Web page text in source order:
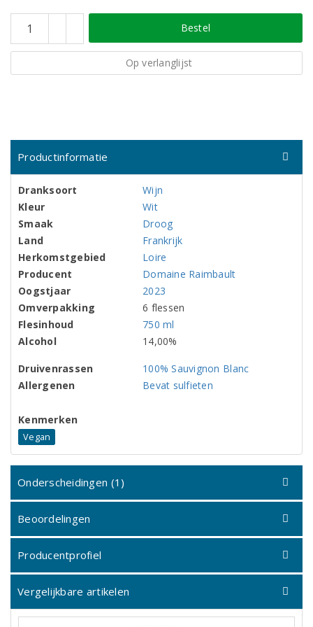
Bestel
Op verlanglijst
Productinformatie
Dranksoort
Wijn
Kleur
Wit
Smaak
Droog
Land
Frankrijk
Herkomstgebied
Loire
Producent
Domaine Raimbault
Oogstjaar
2023
Omverpakking
6 flessen
Flesinhoud
750 ml
Alcohol
14,00%
Druivenrassen
100% Sauvignon Blanc
Allergenen
Bevat sulfieten
Kenmerken
Vegan
Onderscheidingen (1)
Beoordelingen
Producentprofiel
Vergelijkbare artikelen